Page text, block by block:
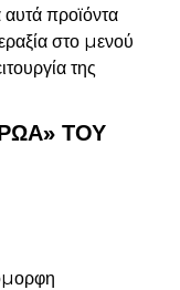
προϊόντα
στο µενού
της
ΤΟΥ